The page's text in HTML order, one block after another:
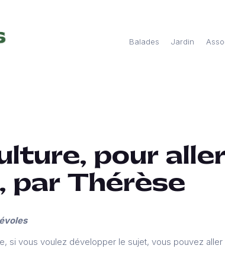
Balades Jardin
pour
par Thérèse
si vous voulez développer le sujet, vous pouvez aller